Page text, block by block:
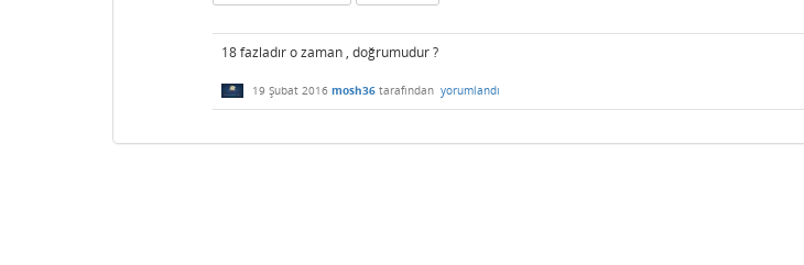
18 fazladır o zaman , doğrumudur ?
19 Şubat 2016 mosh36 tarafından yorumlandı